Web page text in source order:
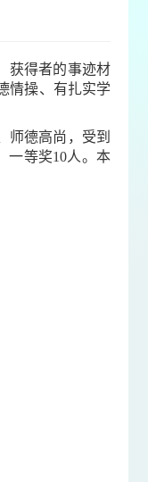
获得者的事迹材
情操、有扎实学
师德高尚，受到
一等奖10人。本